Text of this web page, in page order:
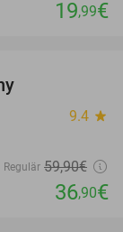
19,99€
9.4 star
Regulär 59,90€
36,90€